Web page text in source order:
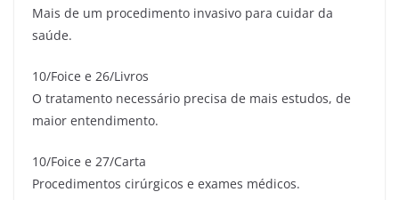
Mais de um procedimento invasivo para cuidar da
saúde.
10/Foice e 26/Livros
O tratamento necessário precisa de mais estudos, de
maior entendimento.
10/Foice e 27/Carta
Procedimentos cirúrgicos e exames médicos.